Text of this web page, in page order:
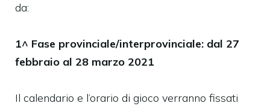
da:
1^ Fase provinciale/interprovinciale: dal 27
febbraio al 28 marzo 2021
Il calendario e l’orario di gioco verranno fissati